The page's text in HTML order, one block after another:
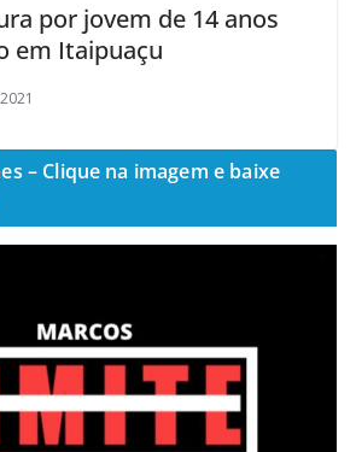
por jovem de 14 anos
em Itaipuaçu
– Clique na imagem e baixe